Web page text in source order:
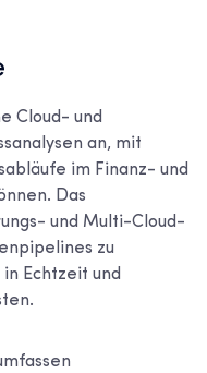
Cloud- und
an, mit
im Finanz- und
Das
und Multi-Cloud-
zu
Echtzeit und